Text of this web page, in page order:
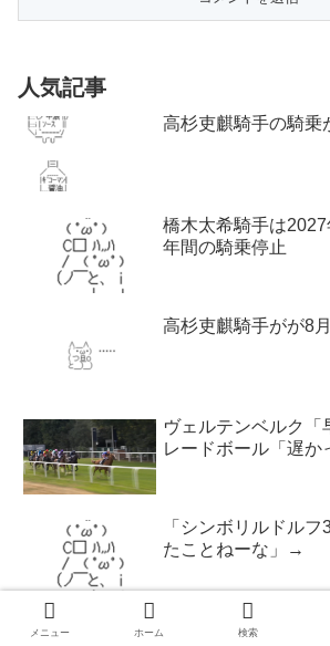
人気記事
高杉吏麒騎手の騎乗
橋木太希騎手は
年間の騎乗停止
高杉吏麒騎手がが8
ヴェルテンベルク「
レードボール「遅か
「シンボリルドル
たことねーな」→
メニュー ホーム 検索